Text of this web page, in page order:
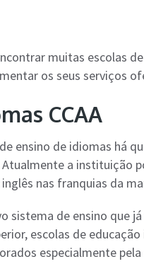
muitas escolas
os seus serviços
CCAA
ensino de idiomas há
a instituição
nas franquias da
sistema de ensino que
escolas de
especialmente